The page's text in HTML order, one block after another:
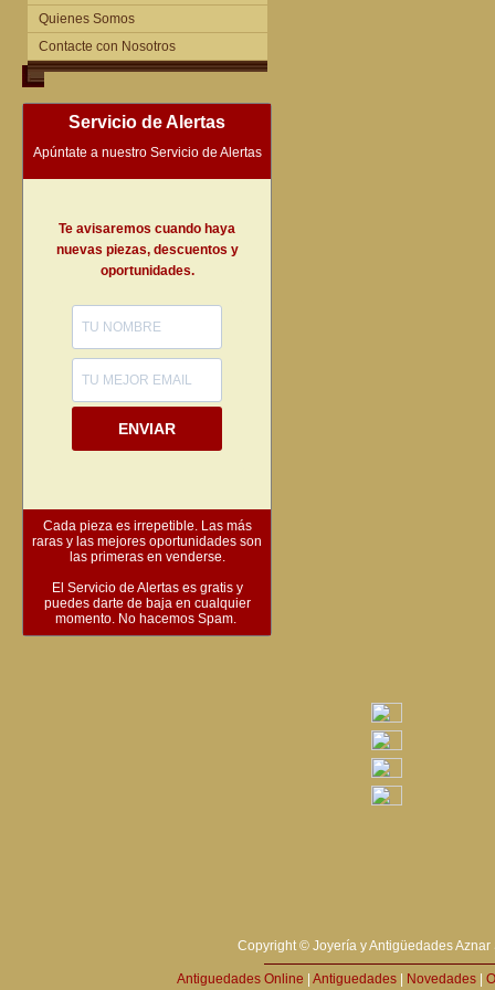
Quienes Somos
Contacte con Nosotros
Servicio de Alertas
Apúntate a nuestro Servicio de Alertas
Te avisaremos cuando haya
nuevas piezas, descuentos y
oportunidades.
ENVIAR
Cada pieza es irrepetible. Las más
raras y las mejores oportunidades son
las primeras en venderse.
El Servicio de Alertas es gratis y
puedes darte de baja en cualquier
momento. No hacemos Spam.
Copyright © Joyería y Antigüedades
Antiguedades Online Antiguedades Novedades